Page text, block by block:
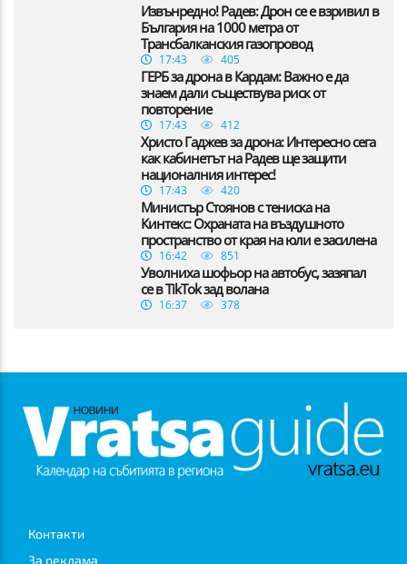
Извънредно! Радев: Дрон се е взривил в
България на 1000 метра от
Трансбалканския газопровод
17:43 405
ГЕРБ за дрона в Кардам: Важно е да
знаем дали съществува риск от
повторение
17:43 412
Христо Гаджев за дрона: Интересно сега
как кабинетът на Радев ще защити
националния интерес!
17:43 420
Министър Стоянов с тениска на
Кинтекс: Охраната на въздушното
пространство от края на юли е засилена
16:42 851
Уволниха шофьор на автобус, зазяпал
се в TikTok зад волана
16:37 378
Контакти
За реклама